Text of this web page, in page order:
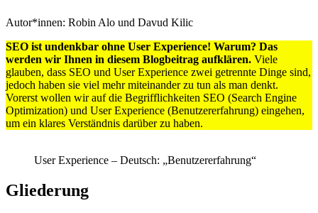
Autor*innen: Robin Alo und Davud Kilic
SEO ist undenkbar ohne User Experience! Warum? Das
werden wir Ihnen in diesem Blogbeitrag aufklären. Viele
glauben, dass SEO und User Experience zwei getrennte Dinge sind,
jedoch haben sie viel mehr miteinander zu tun als man denkt.
Vorerst wollen wir auf die Begrifflichkeiten SEO (Search Engine
Optimization) und User Experience (Benutzererfahrung) eingehen,
um ein klares Verständnis darüber zu haben.
User Experience – Deutsch: „Benutzererfahrung“
Gliederung